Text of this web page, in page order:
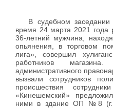
В судебном заседании
время 24 марта 2021 года
36-летний мужчина,
опьянения, в торговом
лига», совершил
работников
административного
вызвали сотрудников
происшествия
«Кинешемский»
ними в здание ОП №8